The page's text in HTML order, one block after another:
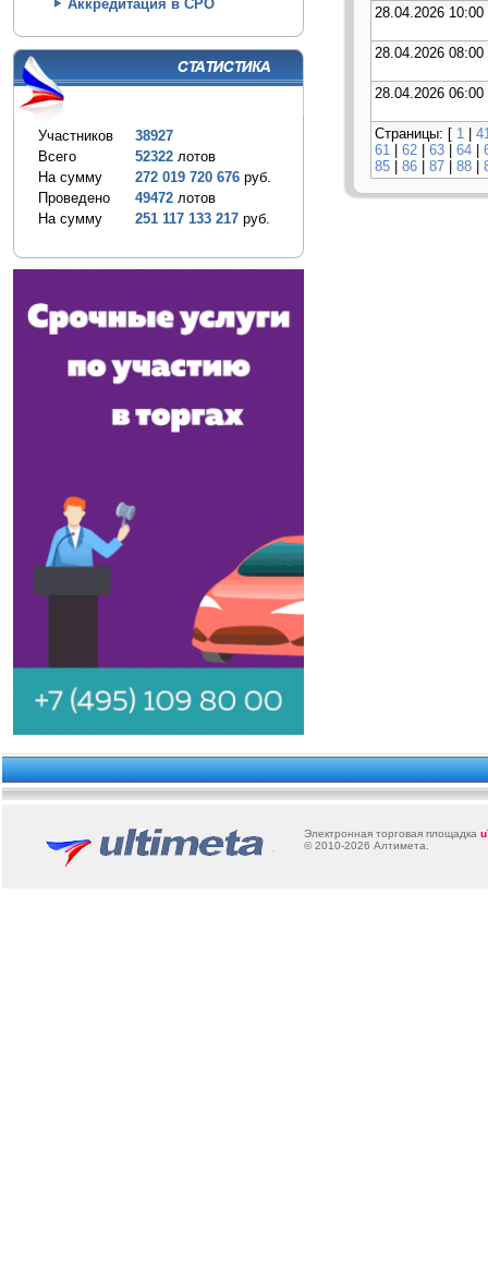
Аккредитация в СРО
Участников
38927
Всего
52322 лотов
На сумму
272 019 720 676 руб.
Проведено
49472 лотов
На сумму
251 117 133 217 руб.
28.04.2026 10:00
28.04.2026 08:00
28.04.2026 06:00
Страницы: [ 1 |
61 | 62 | 63 | 64 |
85 | 86 | 87 | 88 |
Электронная торговая площадка u
© 2010-2026 Алтимета